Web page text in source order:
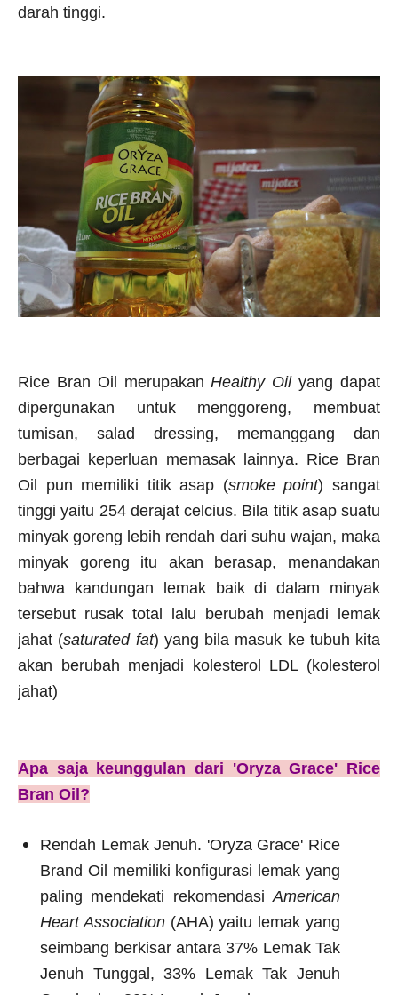
darah tinggi.
Rice Bran Oil merupakanHealthy Oilyang dapat
dipergunakan untuk menggoreng, membuat
tumisan, salad dressing, memanggang dan
berbagai keperluan memasak lainnya. Rice Bran
Oil pun memiliki titik asap (smoke point) sangat
tinggi yaitu 254 derajat celcius. Bila titik asap suatu
minyak goreng lebih rendah dari suhu wajan, maka
minyak goreng itu akan berasap, menandakan
bahwa kandungan lemak baik di dalam minyak
tersebut rusak total lalu berubah menjadi lemak
jahat (saturated fat) yang bila masuk ke tubuh kita
akan berubah menjadi kolesterol LDL (kolesterol
jahat)
Apa saja keunggulan dari 'Oryza Grace' Rice
Bran Oil?
Rendah Lemak Jenuh. 'Oryza Grace' Rice
Brand Oil memiliki konfigurasi lemak yang
paling mendekati rekomendasiAmerican
Heart Association(AHA) yaitu lemak yang
seimbang berkisar antara 37% Lemak Tak
Jenuh Tunggal, 33% Lemak Tak Jenuh